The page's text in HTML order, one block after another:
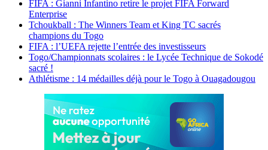
FIFA : Gianni Infantino retire le projet FIFA Forward
Enterprise
Tchoukball : The Winners Team et King TC sacrés
champions du Togo
FIFA : l’UEFA rejette l’entrée des investisseurs
Togo/Championnats scolaires : le Lycée Technique de Sokodé
sacré !
Athlétisme : 14 médailles déjà pour le Togo à Ouagadougou